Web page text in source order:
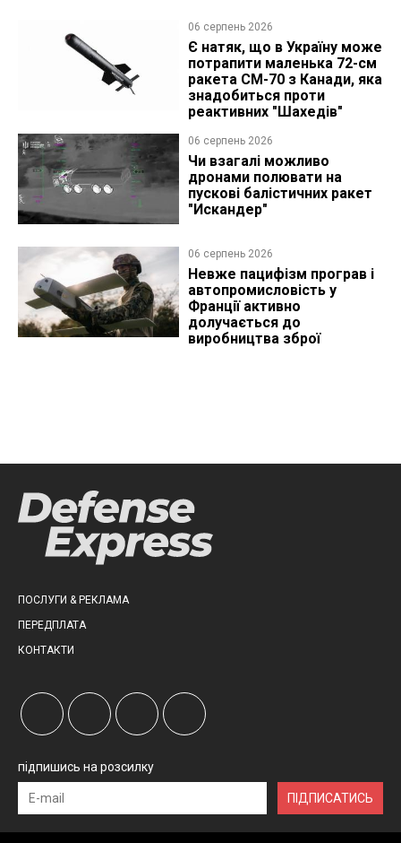
06 серпень 2026
Є натяк, що в Україну може
потрапити маленька 72-см
ракета CM-70 з Канади, яка
знадобиться проти
реактивних "Шахедів"
06 серпень 2026
Чи взагалі можливо
дронами полювати на
пускові балістичних ракет
"Искандер"
06 серпень 2026
Невже пацифізм програв і
автопромисловість у
Франції активно
долучається до
виробництва зброї
ПОСЛУГИ & РЕКЛАМА
ПЕРЕДПЛАТА
КОНТАКТИ
підпишись на розсилку
ПІДПИСАТИСЬ